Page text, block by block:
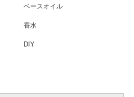
ベースオイル
香水
DIY